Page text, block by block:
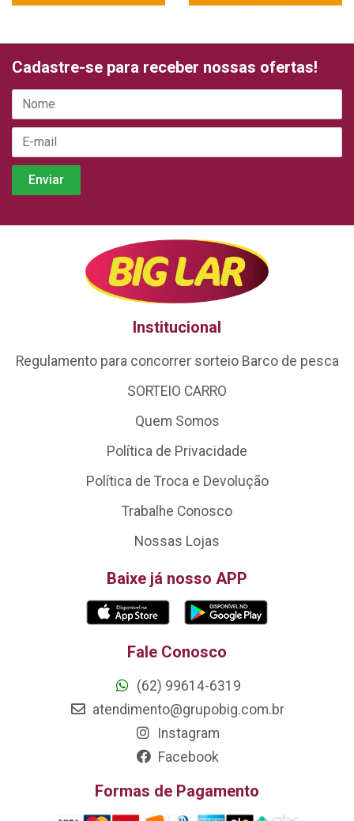
Cadastre-se para receber nossas ofertas!
Institucional
Regulamento para concorrer sorteio Barco de pesca
SORTEIO CARRO
Quem Somos
Política de Privacidade
Política de Troca e Devolução
Trabalhe Conosco
Nossas Lojas
Baixe já nosso APP
Fale Conosco
(62) 99614-6319
atendimento@grupobig.com.br
Instagram
Facebook
Formas de Pagamento